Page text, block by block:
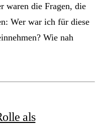
waren die Fragen, die
Wer war ich für diese
Wie nah
als